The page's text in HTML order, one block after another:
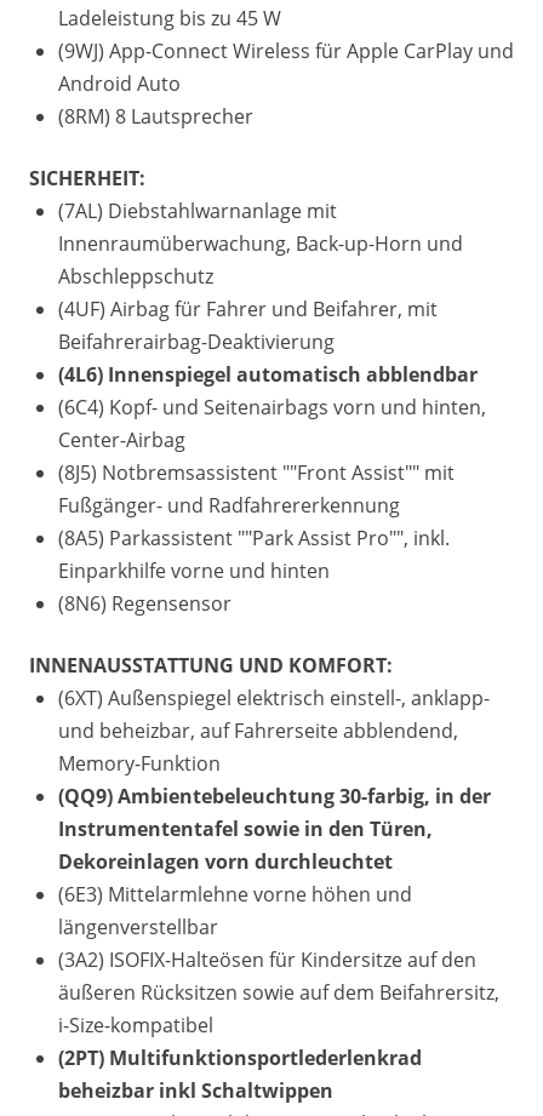
Ladeleistung bis zu 45 W
(9WJ) App-Connect Wireless für Apple CarPlay und
Android Auto
(8RM) 8 Lautsprecher
SICHERHEIT:
(7AL) Diebstahlwarnanlage mit
Innenraumüberwachung, Back-up-Horn und
Abschleppschutz
(4UF) Airbag für Fahrer und Beifahrer, mit
Beifahrerairbag-Deaktivierung
(4L6) Innenspiegel automatisch abblendbar
(6C4) Kopf- und Seitenairbags vorn und hinten,
Center-Airbag
(8J5) Notbremsassistent ""Front Assist"" mit
Fußgänger- und Radfahrererkennung
(8A5) Parkassistent ""Park Assist Pro"", inkl.
Einparkhilfe vorne und hinten
(8N6) Regensensor
INNENAUSSTATTUNG UND KOMFORT:
(6XT) Außenspiegel elektrisch einstell-, anklapp-
und beheizbar, auf Fahrerseite abblendend,
Memory-Funktion
(QQ9) Ambientebeleuchtung 30-farbig, in der
Instrumententafel sowie in den Türen,
Dekoreinlagen vorn durchleuchtet
(6E3) Mittelarmlehne vorne höhen und
längenverstellbar
(3A2) ISOFIX-Halteösen für Kindersitze auf den
äußeren Rücksitzen sowie auf dem Beifahrersitz,
i-Size-kompatibel
(2PT) Multifunktionsportlederlenkrad
beheizbar inkl Schaltwippen